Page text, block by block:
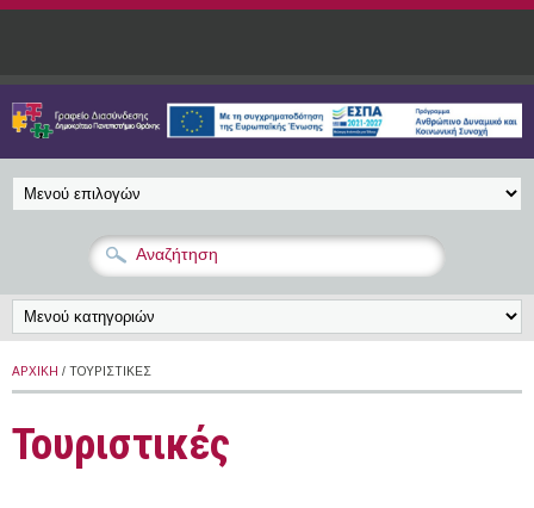
Παράκαμψη προς το κυρίως περιεχόμενο
ΑΡΧΙΚΉ / ΤΟΥΡΙΣΤΙΚΈΣ
Τουριστικές